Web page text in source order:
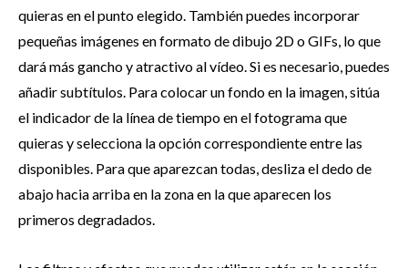
quieras en el punto elegido. También puedes incorporar
pequeñas imágenes en formato de dibujo 2D o GIFs, lo que
dará más gancho y atractivo al vídeo. Si es necesario, puedes
añadir subtítulos. Para colocar un fondo en la imagen, sitúa
el indicador de la línea de tiempo en el fotograma que
quieras y selecciona la opción correspondiente entre las
disponibles. Para que aparezcan todas, desliza el dedo de
abajo hacia arriba en la zona en la que aparecen los
primeros degradados.